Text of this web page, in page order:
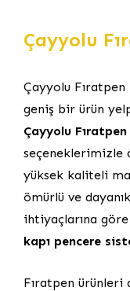
Çayyolu
Çayyolu
geniş bir ürün
Çayyolu
seçeneklerimizle
yüksek kaliteli
ömürlü ve
ihtiyaçlarına
kapı pencere
Fıratpen ürünleri